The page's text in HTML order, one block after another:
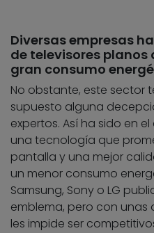
Diversas empresas
de televisores planos
gran consumo
No obstante, este sector
supuesto alguna
expertos. Así ha sido en
una tecnología que
pantalla y una mejor
un menor consumo
Samsung, Sony o LG
emblema, pero con unas
les impide ser